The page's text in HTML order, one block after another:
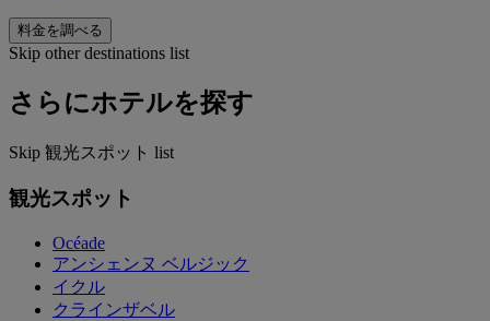
料金を調べる
Skip other destinations list
さらにホテルを探す
Skip 観光スポット list
観光スポット
Océade
アンシェンヌ ベルジック
イクル
クラインザベル